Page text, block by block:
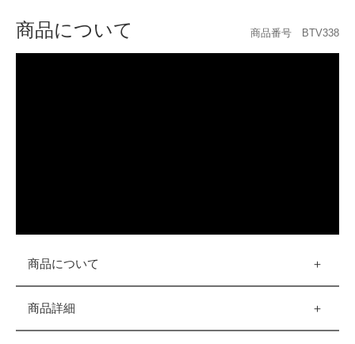
商品について 商品番号 BTV338
商品について
商品詳細